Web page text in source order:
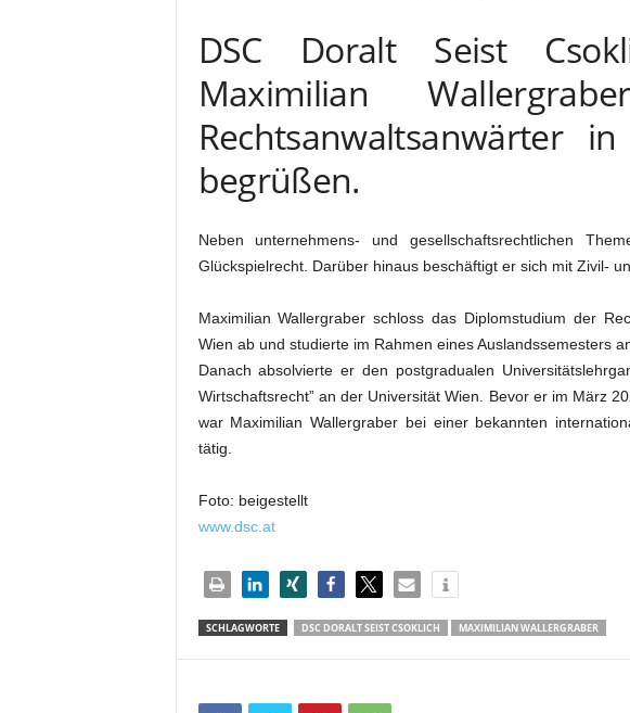
DSC Doralt Seist
Maximilian
Rechtsanwaltsanwärter
begrüßen.
Neben unternehmens- und gesellschaftsrechtlichen
Glückspielrecht. Darüber hinaus beschäftigt er sich mit Zivil-
Maximilian Wallergraber schloss das Diplomstudium der
Wien ab und studierte im Rahmen eines Auslandssemesters
Danach absolvierte er den postgradualen
Wirtschaftsrecht” an der Universität Wien. Bevor er im März
war Maximilian Wallergraber bei einer bekannten
tätig.
Foto: beigestellt
www.dsc.at
SCHLAGWORTE DSC DORALT SEIST CSOKLICH MAXIMILIAN WALLERGRABER